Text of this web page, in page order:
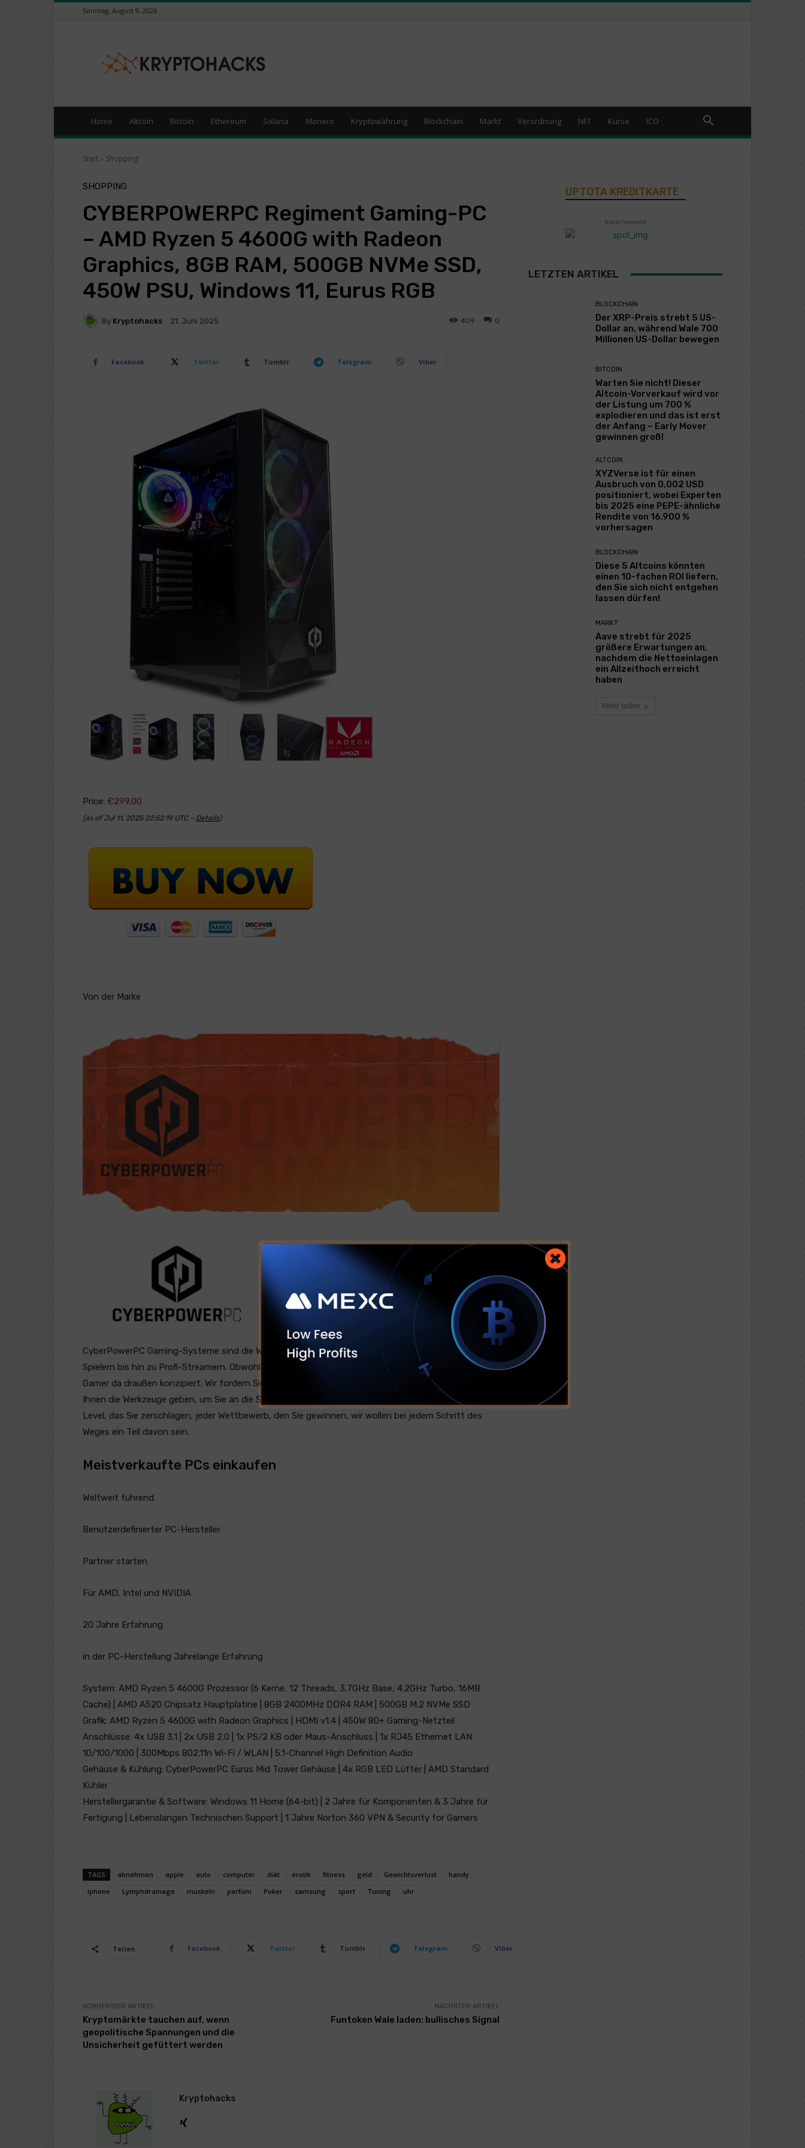
Sonntag, August 9, 2026
–
Kryptowährungen
News
Portal
Home Altcoin Bitcoin Ethereum Solana Monero Kryptowährung Blockchain Markt Verordnung NFT Kurse ICO
Start Shopping
SHOPPING
CYBERPOWERPC Regiment Gaming-PC
– AMD Ryzen 5 4600G with Radeon
Graphics, 8GB RAM, 500GB NVMe SSD,
450W PSU, Windows 11, Eurus RGB
By Kryptohacks 21. Juni 2025 0
409
Facebook Twitter Tumblr Telegram Viber
Price: €299.00
(as of Jul 11, 2025 22:52:19 UTC – Details)
Von der Marke
CyberPowerPC Gaming-Systeme sind die Wahl von Top-Gamern überall, von professionellen Esport-
Spielern bis hin zu Profi-Streamern. Obwohl es von den Besten verwendet wird, ist es für jeden
Gamer da draußen konzipiert. Wir fordern Sie heraus, auf unser Level zu kommen. Lassen Sie uns
Ihnen die Werkzeuge geben, um Sie an die Spitze zu bringen. Jedes Spiel, das Sie dominieren, jedes
Level, das Sie zerschlagen, jeder Wettbewerb, den Sie gewinnen, wir wollen bei jedem Schritt des
Weges ein Teil davon sein.
Meistverkaufte PCs einkaufen
Weltweit führend
Benutzerdefinierter PC-Hersteller
Partner starten
Für AMD, Intel und NVIDIA
20 Jahre Erfahrung
in der PC-Herstellung Jahrelange Erfahrung
System: AMD Ryzen 5 4600G Prozessor (6 Kerne, 12 Threads, 3.7GHz Base, 4.2GHz Turbo, 16MB
Cache) | AMD A520 Chipsatz Hauptplatine | 8GB 2400MHz DDR4 RAM | 500GB M.2 NVMe SSD
Grafik: AMD Ryzen 5 4600G with Radeon Graphics | HDMI v1.4 | 450W 80+ Gaming-Netzteil
Anschlüsse: 4x USB 3.1 | 2x USB 2.0 | 1x PS/2 KB oder Maus-Anschluss | 1x RJ45 Ethernet LAN
10/100/1000 | 300Mbps 802.11n Wi-Fi / WLAN | 5.1-Channel High Definition Audio
Gehäuse & Kühlung: CyberPowerPC Eurus Mid Tower Gehäuse | 4x RGB LED Lüfter | AMD Standard
Kühler
Herstellergarantie & Software: Windows 11 Home (64-bit) | 2 Jahre für Komponenten & 3 Jahre für
Fertigung | Lebenslangen Technischen Support | 1 Jahre Norton 360 VPN & Security for Gamers
TAGS abnehmen apple auto computer diät erotik fitness geld Gewichtsverlust
handy
iphone
Lymphdrainage muskeln parfüm Poker samsung sport Tuning uhr
Teilen Facebook Twitter Tumblr Telegram Viber
VORHERIGER ARTIKEL
Kryptomärkte tauchen auf, wenn
geopolitische Spannungen und die
Unsicherheit gefüttert werden
NÄCHSTER ARTIKEL
Funtoken Wale laden: bullisches Signal
Kryptohacks
UPTOTA KREDITKARTE
- Advertisement -
LETZTEN ARTIKEL
BLOCKCHAIN
Der XRP-Preis strebt 5 US-
Dollar an, während Wale 700
Millionen US-Dollar bewegen
BITCOIN
Warten Sie nicht! Dieser
Altcoin-Vorverkauf wird vor
der Listung um 700 %
explodieren und das ist erst
der Anfang – Early Mover
gewinnen groß!
ALTCOIN
XYZVerse ist für einen
Ausbruch von 0,002 USD
positioniert, wobei Experten
bis 2025 eine PEPE-ähnliche
Rendite von 16.900 %
vorhersagen
BLOCKCHAIN
Diese 5 Altcoins könnten
einen 10-fachen ROI liefern,
den Sie sich nicht entgehen
lassen dürfen!
MARKT
Aave strebt für 2025
größere Erwartungen an,
nachdem die Nettoeinlagen
ein Allzeithoch erreicht
haben
Mehr laden